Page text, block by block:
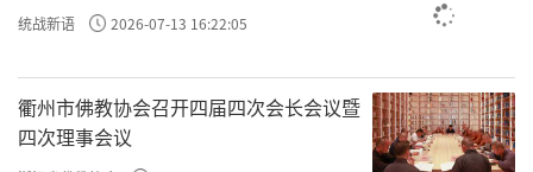
统战新语 2026-07-13 16:22:05
衢州市佛教协会召开四届四次会长会议暨
四次理事会议